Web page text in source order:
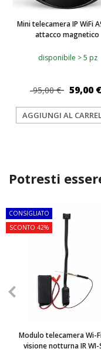
Mini telecamera IP WiFi
attacco magnetico
disponibile > 5 pz
95,00 € 59,00 €
AGGIUNGI AL
Potresti
CONSIGLIATO
SCONTO 42%
Modulo telecamera Wi-
visione notturna IR WI-